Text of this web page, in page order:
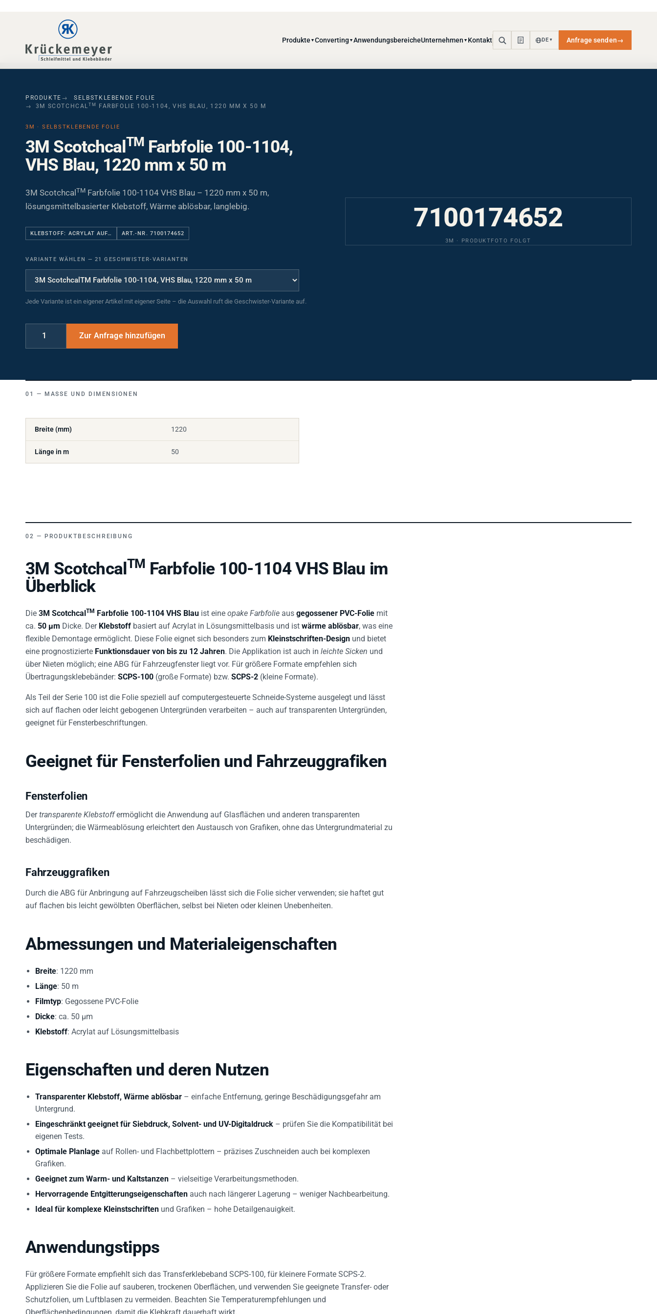
3M SCOTCHCALTMFARBFOLIE 100-1104, VHS BLAU, 1220 MM X 50 M
3M ScotchcalTMFarbfolie 100-1104,
VHS Blau, 1220 mm x 50 m
3M Scotchcal
Farbfolie 100-1104 VHS Blau – 1220 mm x 50 m,
lösungsmittelbasierter Klebstoff, Wärme ablösbar, langlebig.
KLEBSTOFF: ACRYLAT AUF… ART.-NR. 7100174652
7100174652
3M ScotchcalTM Farbfolie 100-1104 VHS Blau im
Überblick
Die 3M Scotchcal Farbfolie 100-1104 VHS Blau ist eine opake Farbfolie gegossener PVC-Folie
mit
50 µm Dicke. Der Klebstoff basiert auf Acrylat in Lösungsmittelbasis und ist wärme ablösbar
, was eine
flexible Demontage ermöglicht. Diese Folie eignet sich besonders zum Kleinstschriften-Design
und bietet
eine prognostizierte Funktionsdauer von bis zu 12 Jahren . Die Applikation ist auch in leichte Sicken
und
über Nieten möglich; eine ABG für Fahrzeugfenster liegt vor. Für größere Formate empfehlen sich
Übertragungsklebebänder:
SCPS-100 (große Formate) bzw. SCPS-2 (kleine Formate).
Als Teil der Serie 100 ist die Folie speziell auf computergesteuerte Schneide-Systeme ausgelegt und lässt
sich auf flachen oder leicht gebogenen Untergründen verarbeiten – auch auf transparenten Untergründen,
geeignet für Fensterbeschriftungen.
Geeignet für Fensterfolien und Fahrzeuggrafiken
Fensterfolien
Der transparente Klebstoffermöglicht die Anwendung auf Glasflächen und anderen transparenten
Untergründen; die Wärmeablösung erleichtert den Austausch von Grafiken, ohne das Untergrundmaterial zu
beschädigen.
Fahrzeuggrafiken
Durch die ABG für Anbringung auf Fahrzeugscheiben lässt sich die Folie sicher verwenden; sie haftet gut
auf flachen bis leicht gewölbten Oberflächen, selbst bei Nieten oder kleinen Unebenheiten.
Abmessungen und Materialeigenschaften
Breite
: 1220 mm
Länge
: 50 m
Filmtyp
: Gegossene PVC-Folie
Dicke
: ca. 50 µm
Klebstoff : Acrylat auf Lösungsmittelbasis
Eigenschaften und deren Nutzen
Transparenter Klebstoff, Wärme ablösbar
– einfache Entfernung, geringe Beschädigungsgefahr am
Untergrund.
Eingeschränkt geeignet für Siebdruck, Solvent- und UV-Digitaldruck
– prüfen Sie die Kompatibilität bei
eigenen Tests.
Optimale Planlage
auf Rollen- und Flachbettplottern – präzises Zuschneiden auch bei komplexen
Grafiken.
Geeignet zum Warm- und Kaltstanzen
– vielseitige Verarbeitungsmethoden.
Hervorragende Entgitterungseigenschaften
auch nach längerer Lagerung – weniger Nachbearbeitung.
Ideal für komplexe Kleinstschriften
und Grafiken – hohe Detailgenauigkeit.
Anwendungstipps
Für größere Formate empfiehlt sich das Transferklebeband SCPS-100, für kleinere Formate SCPS-2.
Applizieren Sie die Folie auf sauberen, trockenen Oberflächen, und verwenden Sie geeignete Transfer- oder
Schutzfolien, um Luftblasen zu vermeiden. Beachten Sie Temperaturempfehlungen und
Oberflächenbedingungen, damit die Klebkraft dauerhaft wirkt.